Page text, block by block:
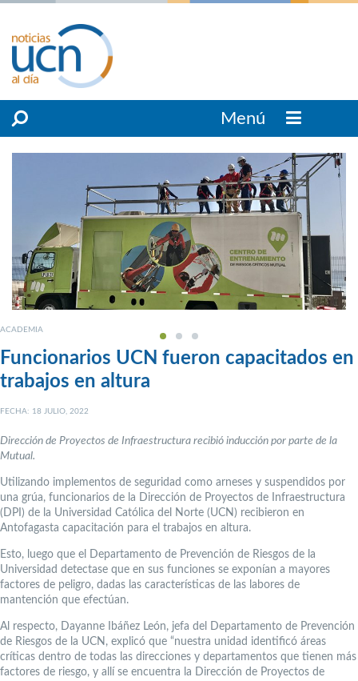
Menú
ACADEMIA
Funcionarios UCN fueron capacitados en
trabajos en altura
FECHA: 18 JULIO, 2022
Dirección de Proyectos de Infraestructura recibió inducción por parte de la
Mutual.
Utilizando implementos de seguridad como arneses y suspendidos por
una grúa, funcionarios de la Dirección de Proyectos de Infraestructura
(DPI) de la Universidad Católica del Norte (UCN) recibieron en
Antofagasta capacitación para el trabajos en altura.
Esto, luego que el Departamento de Prevención de Riesgos de la
Universidad detectase que en sus funciones se exponían a mayores
factores de peligro, dadas las características de las labores de
mantención que efectúan.
Al respecto, Dayanne Ibáñez León, jefa del Departamento de Prevención
de Riesgos de la UCN, explicó que “nuestra unidad identificó áreas
críticas dentro de todas las direcciones y departamentos que tienen más
factores de riesgo, y allí se encuentra la Dirección de Proyectos de